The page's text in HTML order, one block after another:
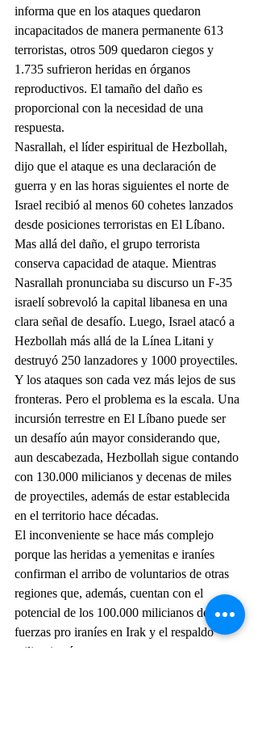
informa que en los ataques quedaron
incapacitados de manera permanente 613
terroristas, otros 509 quedaron ciegos y
1.735 sufrieron heridas en órganos
reproductivos. El tamaño del daño es
proporcional con la necesidad de una
respuesta.
Nasrallah, el líder espiritual de Hezbollah,
dijo que el ataque es una declaración de
guerra y en las horas siguientes el norte de
Israel recibió al menos 60 cohetes lanzados
desde posiciones terroristas en El Líbano.
Mas allá del daño, el grupo terrorista
conserva capacidad de ataque. Mientras
Nasrallah pronunciaba su discurso un F-35
israelí sobrevoló la capital libanesa en una
clara señal de desafío. Luego, Israel atacó a
Hezbollah más allá de la Línea Litani y
destruyó 250 lanzadores y 1000 proyectiles.
Y los ataques son cada vez más lejos de sus
fronteras. Pero el problema es la escala. Una
incursión terrestre en El Líbano puede ser
un desafío aún mayor considerando que,
aun descabezada, Hezbollah sigue contando
con 130.000 milicianos y decenas de miles
de proyectiles, además de estar establecida
en el territorio hace décadas.
El inconveniente se hace más complejo
porque las heridas a yemenitas e iraníes
confirman el arribo de voluntarios de otras
regiones que, además, cuentan con el
potencial de los 100.000 milicianos de las
fuerzas pro iraníes en Irak y el respaldo
militar iraní.